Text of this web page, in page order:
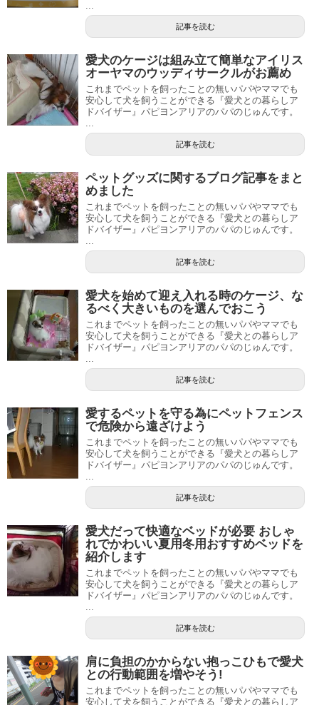
記事を読む
愛犬のケージは組み立て簡単なアイリス
オーヤマのウッディサークルがお薦め
これまでペットを飼ったことの無いパパやママでも
安心して犬を飼うことができる『愛犬との暮らしア
ドバイザー』パピヨンアリアのパパのじゅんです。
記事を読む
ペットグッズに関するブログ記事をまと
めました
これまでペットを飼ったことの無いパパやママでも
安心して犬を飼うことができる『愛犬との暮らしア
ドバイザー』パピヨンアリアのパパのじゅんです。
記事を読む
愛犬を始めて迎え入れる時のケージ、な
るべく大きいものを選んでおこう
これまでペットを飼ったことの無いパパやママでも
安心して犬を飼うことができる『愛犬との暮らしア
ドバイザー』パピヨンアリアのパパのじゅんです。
記事を読む
愛するペットを守る為にペットフェンス
で危険から遠ざけよう
これまでペットを飼ったことの無いパパやママでも
安心して犬を飼うことができる『愛犬との暮らしア
ドバイザー』パピヨンアリアのパパのじゅんです。
記事を読む
愛犬だって快適なベッドが必要 おしゃ
れでかわいい夏用冬用おすすめベッドを
紹介します
これまでペットを飼ったことの無いパパやママでも
安心して犬を飼うことができる『愛犬との暮らしア
ドバイザー』パピヨンアリアのパパのじゅんです。
記事を読む
肩に負担のかからない抱っこひもで愛犬
との行動範囲を増やそう!
これまでペットを飼ったことの無いパパやママでも
安心して犬を飼うことができる『愛犬との暮らしア